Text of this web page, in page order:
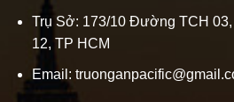
Trụ Sở: 173/10 Đường TCH
12, TP HCM
Email: